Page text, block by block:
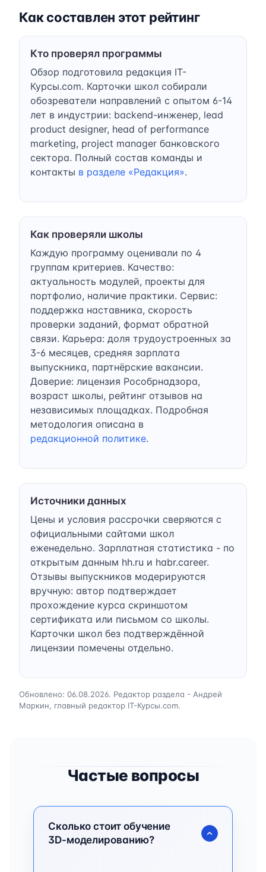
Как составлен этот рейтинг
Кто проверял программы
Обзор подготовила редакция IT-
Курсы.com. Карточки школ собирали
обозреватели направлений с опытом 6-14
лет в индустрии: backend-инженер, lead
product designer, head of performance
marketing, project manager банковского
сектора. Полный состав команды и
контакты в разделе «Редакция».
Как проверяли школы
Каждую программу оценивали по 4
группам критериев. Качество:
актуальность модулей, проекты для
портфолио, наличие практики. Сервис:
поддержка наставника, скорость
проверки заданий, формат обратной
связи. Карьера: доля трудоустроенных за
3-6 месяцев, средняя зарплата
выпускника, партнёрские вакансии.
Доверие: лицензия Рособрнадзора,
возраст школы, рейтинг отзывов на
независимых площадках. Подробная
методология описана в
редакционной политике.
Источники данных
Цены и условия рассрочки сверяются с
официальными сайтами школ
еженедельно. Зарплатная статистика - по
открытым данным hh.ru и habr.career.
Отзывы выпускников модерируются
вручную: автор подтверждает
прохождение курса скриншотом
сертификата или письмом со школы.
Карточки школ без подтверждённой
лицензии помечены отдельно.
Обновлено: 06.08.2026. Редактор раздела - Андрей
Маркин, главный редактор IT-Курсы.com.
Частые вопросы
Сколько стоит обучение
3D-моделированию?